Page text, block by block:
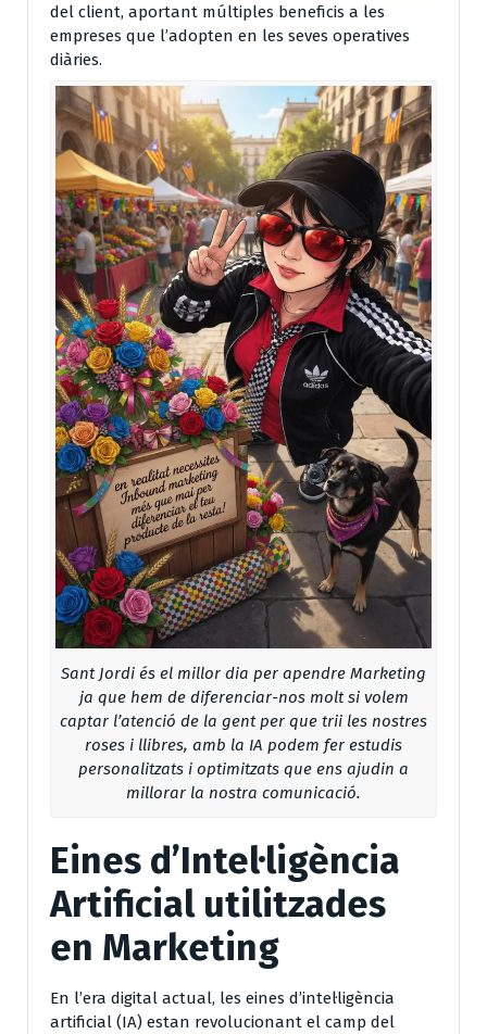
del client, aportant múltiples beneficis a les
empreses que l’adopten en les seves operatives
diàries.
Sant Jordi és el millor dia per apendre Marketing
ja que hem de diferenciar-nos molt si volem
captar l’atenció de la gent per que trii les nostres
roses i llibres, amb la IA podem fer estudis
personalitzats i optimitzats que ens ajudin a
millorar la nostra comunicació.
Eines d’Intel·ligència
Artificial utilitzades
en Marketing
En l’era digital actual, les eines d’intel·ligència
artificial (IA) estan revolucionant el camp del